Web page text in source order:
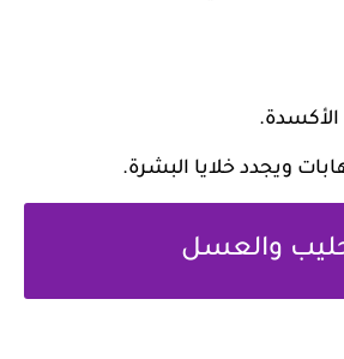
ويجدد خلايا البشرة.
والعسل